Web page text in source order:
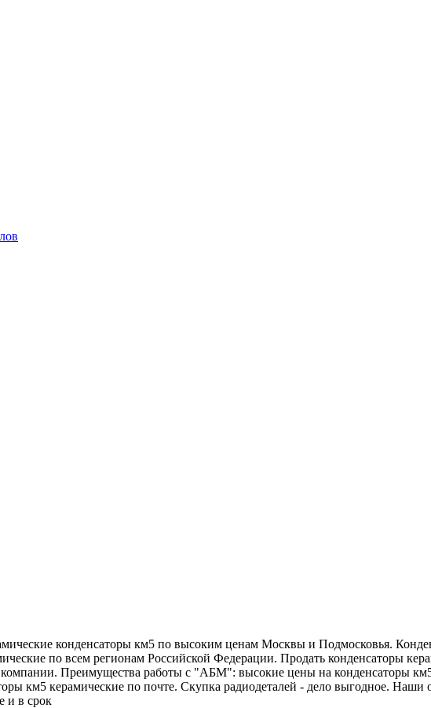
конденсаторы км5 по высоким ценам Москвы и Подмосковья.
по всем регионам Российской Федерации. Продать конденсаторы
Преимущества работы с "АБМ": высокие цены на конденсаторы км5
км5 керамические по почте. Скупка радиодеталей - дело выгодное.
и в срок